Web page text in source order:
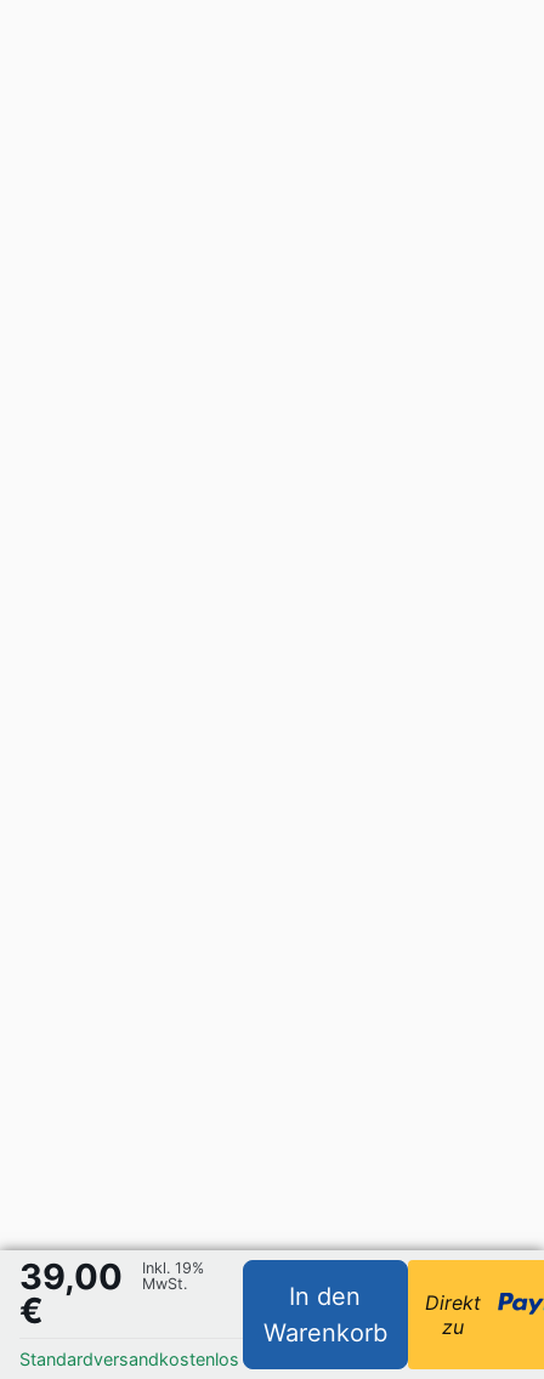
39,00
€
Inkl. 19%
MwSt.
Standardversandkostenlos
In den
Warenkorb
Direkt
zu